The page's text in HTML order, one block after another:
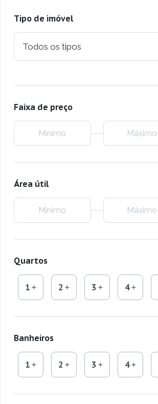
Tipo de imóvel
Todos os tipos
Faixa de preço
Área útil
Quartos
1 2 3 4
Banheiros
1 2 3 4